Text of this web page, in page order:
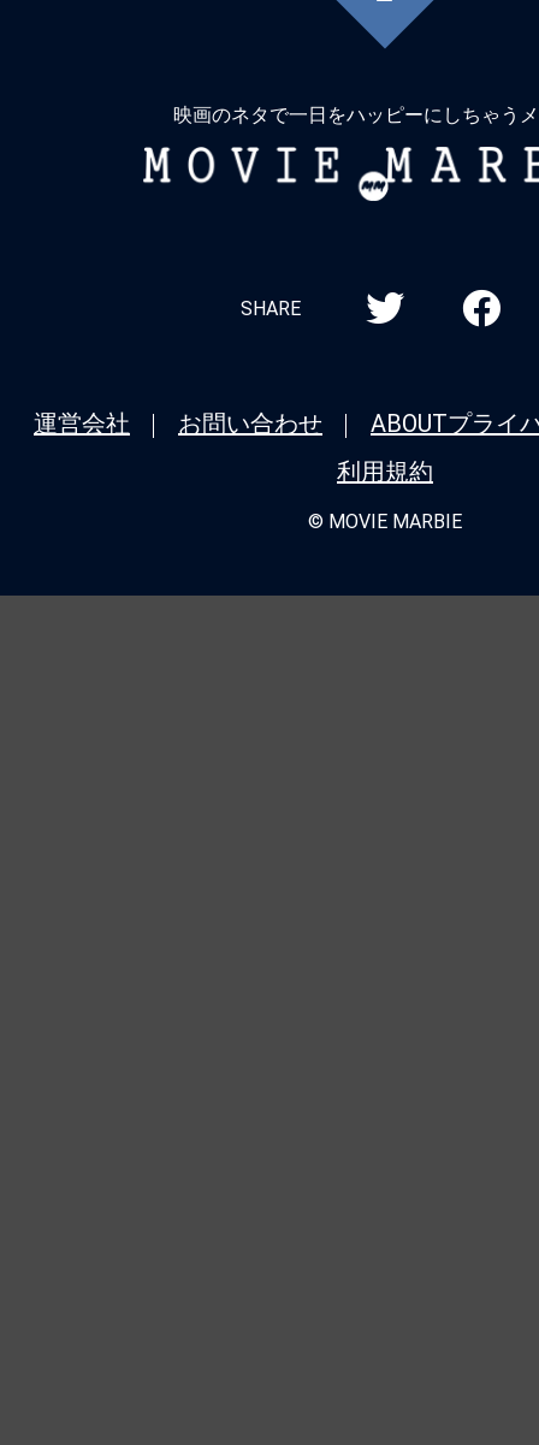
に
映画のネタで一日をハッピーにしちゃう
MOVIE
SHARE
運営会社 お問い合わせ ABOUTプライ
利用規約
© MOVIE MARBIE